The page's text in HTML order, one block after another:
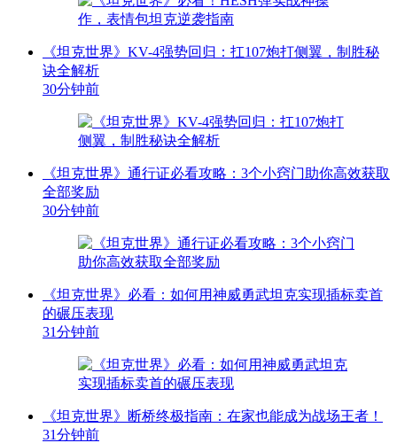
《坦克世界》KV-4强势回归：扛107炮打侧翼，制胜秘
诀全解析
30分钟前
《坦克世界》通行证必看攻略：3个小窍门助你高效获取
全部奖励
30分钟前
《坦克世界》必看：如何用神威勇武坦克实现插标卖首
的碾压表现
31分钟前
《坦克世界》断桥终极指南：在家也能成为战场王者！
31分钟前